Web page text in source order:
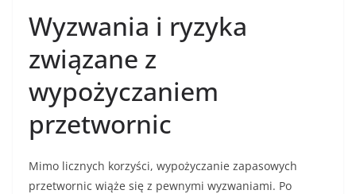
Wyzwania i ryzyka
związane z
wypożyczaniem
przetwornic
Mimo licznych korzyści, wypożyczanie zapasowych
przetwornic wiąże się z pewnymi wyzwaniami. Po